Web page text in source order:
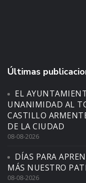
Últimas
EL
UNANIMIDAD AL
CASTILLO
DE LA CIUDAD
08-08-2026
DÍAS PARA
MÁS NUESTRO
08-08-2026